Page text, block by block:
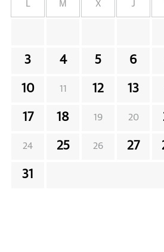
L M X J
3 4 5 6
10 11 12 13
17 18 19 20
24 25 26 27
31